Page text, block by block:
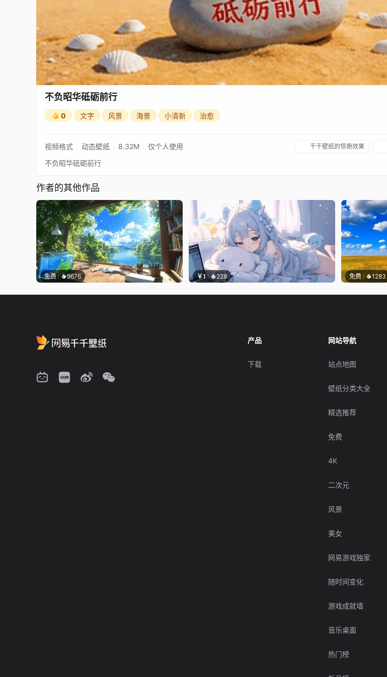
不负昭华砥砺前行
0 文字 风景 海景 小清新 治愈
视频格式 动态壁纸 8.32M 仅个人使用 千千壁纸的惊艳效果
不负昭华砥砺前行
作者的其他作品
免费 9676 ￥1 228 免费 1283
产品
下载
网站导航
站点地图
壁纸分类大全
精选推荐
免费
4K
二次元
风景
美女
网易游戏独家
随时间变化
游戏成就墙
音乐桌面
热门榜